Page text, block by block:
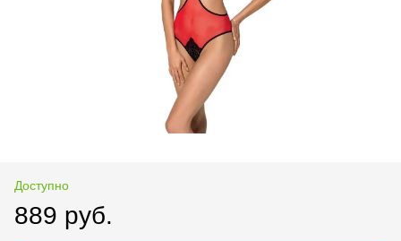
Доступно
889 руб.